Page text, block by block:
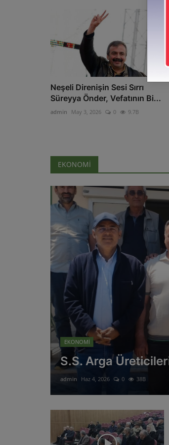
Neşeli Direnişin Sesi Sırrı
Süreyya Önder, Vefatının Bi...
admin May 3, 2026 0 9.7B
EKONOMİ
EKONOMİ
S.S. Arga
admin Haz 4, 2026 0 38B